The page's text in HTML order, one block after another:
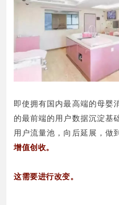
即使拥有国内最高端的母婴
的最前端的用户数据沉淀基
用户流量池，向后延展，做
增值创收。
这需要进行改变。